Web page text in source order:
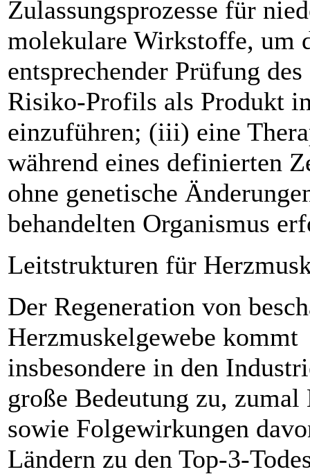
Zulassungsprozesse für
molekulare Wirkstoffe, um
entsprechender Prüfung
Risiko-Profils als Produkt
einzuführen; (iii) eine
während eines definierten
ohne genetische
behandelten Organismus
Leitstrukturen für
Der Regeneration von
Herzmuskelgewebe kommt
insbesondere in den
große Bedeutung zu,
sowie Folgewirkungen
Ländern zu den Top-3-­